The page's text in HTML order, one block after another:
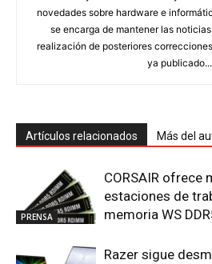
novedades sobre hardware e
se encarga de mantener las
realización de posteriores
ya publicado...
Artículos relacionados Más del
PRENSA
CORSAIR ofrece
estaciones de
memoria WS
Razer sigue